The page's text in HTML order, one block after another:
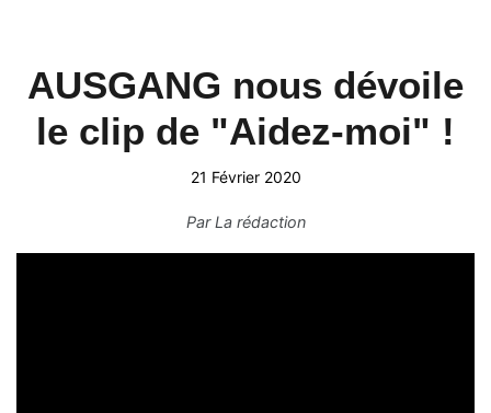
AUSGANG nous dévoile
le clip de "Aidez-moi" !
21 Février 2020
ParLa rédaction